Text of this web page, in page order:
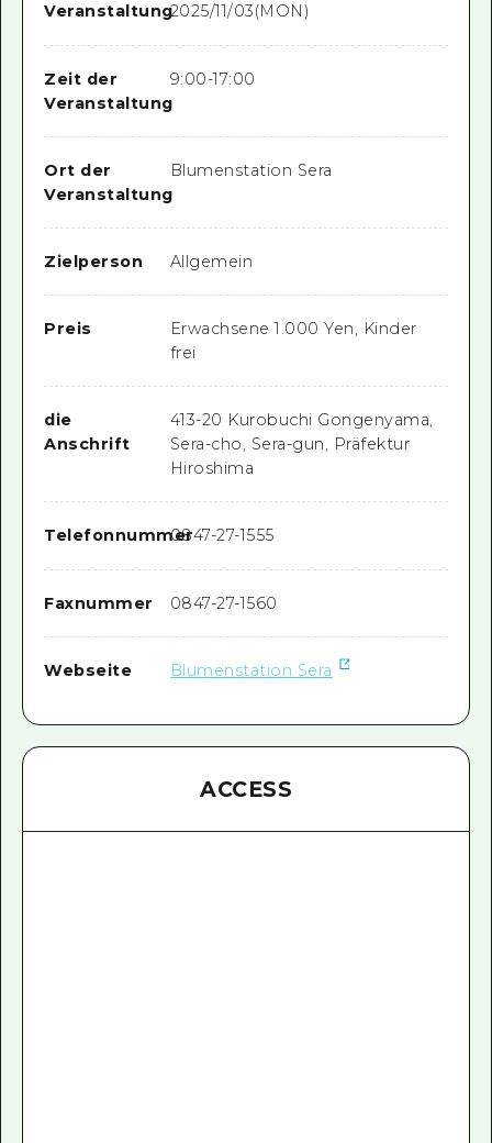
Veranstaltung2025/11/03(MON)
Zeit der
Veranstaltung
9:00-17:00
Ort der
Veranstaltung
Blumenstation Sera
Zielperson Allgemein
Preis
Erwachsene 1.000 Yen, Kinder
frei
die
Anschrift
413-20 Kurobuchi Gongenyama,
Sera-cho, Sera-gun, Präfektur
Hiroshima
Telefonnummer0847-27-1555
Faxnummer 0847-27-1560
Webseite Blumenstation Sera
ACCESS